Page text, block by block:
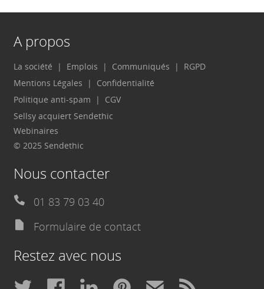
A propos
La société Emplois Communiqués
RGPD
Mentions Légales
Confidentialité
Politique anti-spam
CGV
Sellsy acquiert Sendethic
Webinaires
© 2025 Sendethic
Nous contacter
01 83 79 03 40
Formulaire de contact
Restez avec nous